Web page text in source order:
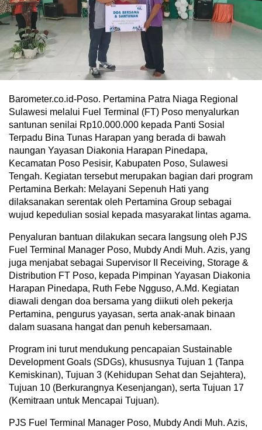
Barometer.co.id-Poso. Pertamina Patra Niaga Regional
Sulawesi melalui Fuel Terminal (FT) Poso menyalurkan
santunan senilai Rp10.000.000 kepada Panti Sosial
Terpadu Bina Tunas Harapan yang berada di bawah
naungan Yayasan Diakonia Harapan Pinedapa,
Kecamatan Poso Pesisir, Kabupaten Poso, Sulawesi
Tengah. Kegiatan tersebut merupakan bagian dari program
Pertamina Berkah: Melayani Sepenuh Hati yang
dilaksanakan serentak oleh Pertamina Group sebagai
wujud kepedulian sosial kepada masyarakat lintas agama.
Penyaluran bantuan dilakukan secara langsung oleh PJS
Fuel Terminal Manager Poso, Mubdy Andi Muh. Azis, yang
juga menjabat sebagai Supervisor II Receiving, Storage &
Distribution FT Poso, kepada Pimpinan Yayasan Diakonia
Harapan Pinedapa, Ruth Febe Ngguso, A.Md. Kegiatan
diawali dengan doa bersama yang diikuti oleh pekerja
Pertamina, pengurus yayasan, serta anak-anak binaan
dalam suasana hangat dan penuh kebersamaan.
Program ini turut mendukung pencapaian Sustainable
Development Goals (SDGs), khususnya Tujuan 1 (Tanpa
Kemiskinan), Tujuan 3 (Kehidupan Sehat dan Sejahtera),
Tujuan 10 (Berkurangnya Kesenjangan), serta Tujuan 17
(Kemitraan untuk Mencapai Tujuan).
PJS Fuel Terminal Manager Poso, Mubdy Andi Muh. Azis,